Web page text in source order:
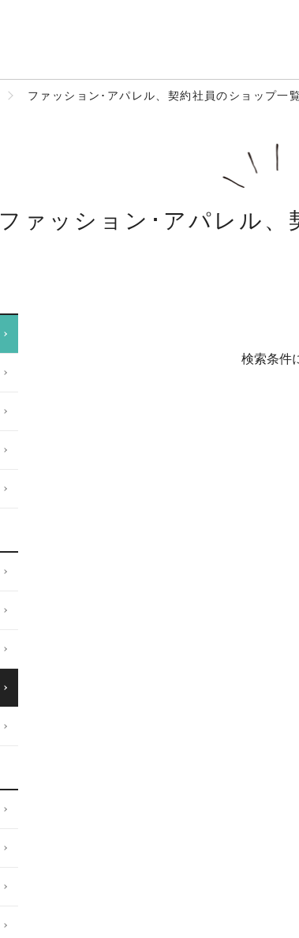
ファッション･アパレル、契約社員のショップ一
ファッション･アパレル、
検索条件